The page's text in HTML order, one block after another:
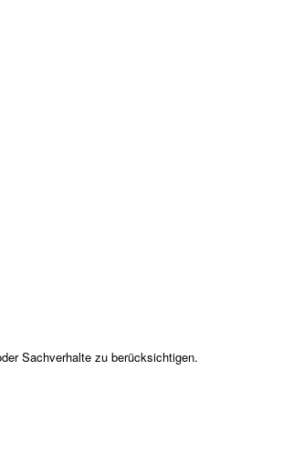
Sachverhalte zu berücksichtigen.